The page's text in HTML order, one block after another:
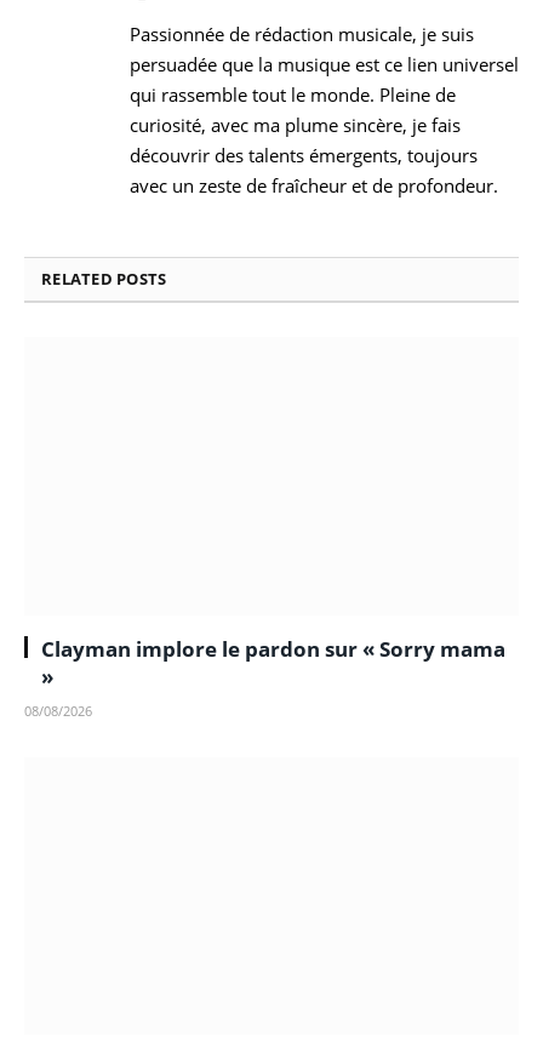
Passionnée de rédaction musicale, je suis
persuadée que la musique est ce lien universel
qui rassemble tout le monde. Pleine de
curiosité, avec ma plume sincère, je fais
découvrir des talents émergents, toujours
avec un zeste de fraîcheur et de profondeur.
RELATED POSTS
Clayman implore le pardon sur « Sorry mama
»
08/08/2026